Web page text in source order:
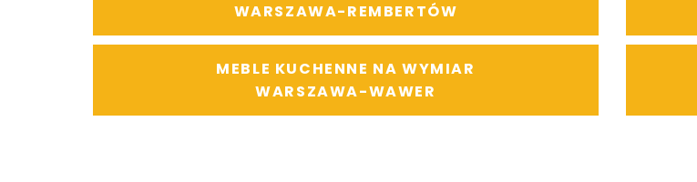
WARSZAWA-REMBERTÓW
MEBLE KUCHENNE NA WYMIAR
WARSZAWA-WAWER